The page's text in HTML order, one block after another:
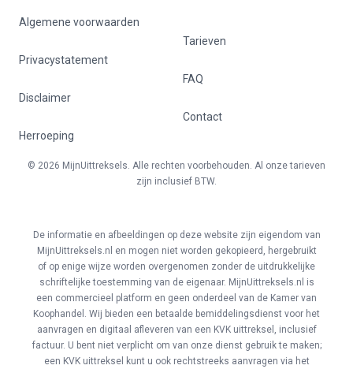
Algemene voorwaarden
Privacystatement
Disclaimer
Herroeping
Tarieven
FAQ
Contact
© 2026 MijnUittreksels. Alle rechten voorbehouden. Al onze tarieven
zijn inclusief BTW.
De informatie en afbeeldingen op deze website zijn eigendom van
MijnUittreksels.nl en mogen niet worden gekopieerd, hergebruikt
of op enige wijze worden overgenomen zonder de uitdrukkelijke
schriftelijke toestemming van de eigenaar. MijnUittreksels.nl is
een commercieel platform en geen onderdeel van de Kamer van
Koophandel. Wij bieden een betaalde bemiddelingsdienst voor het
aanvragen en digitaal afleveren van een KVK uittreksel, inclusief
factuur. U bent niet verplicht om van onze dienst gebruik te maken;
een KVK uittreksel kunt u ook rechtstreeks aanvragen via het